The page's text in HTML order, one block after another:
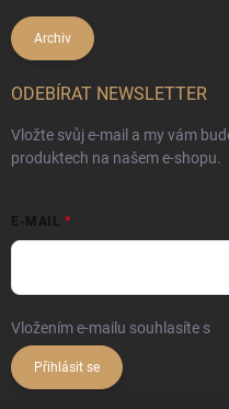
Archiv
ODEBÍRAT NEWSLETTER
Vložte svůj e-mail a my vám
produktech na našem e-shopu.
E-MAIL
Vložením e-mailu souhlasíte s
Přihlásit se